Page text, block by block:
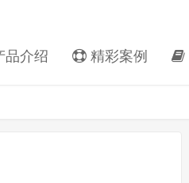
品介绍 精彩案例